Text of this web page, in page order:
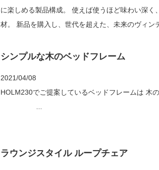
に楽しめる製品構成。 使えば使うほど味わい深く、また、刻一刻と表情を変える天然素
材。 新品を購入し、世代を超えた、未来のヴィンテージ家具に育てていく楽しみ。
シンプルな木のベッドフレーム
2021/04/08
HOLM230でご提案しているベッドフレームは 木のベッドフレームです。
ラウンジスタイル ループチェア